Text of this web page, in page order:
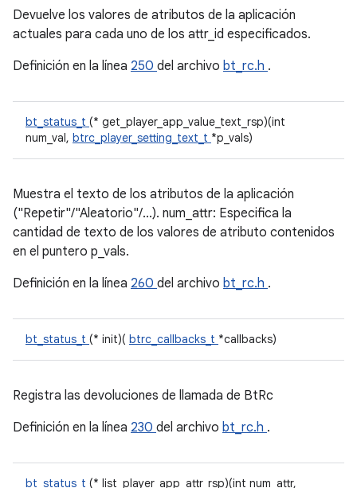
Devuelve los valores de atributos de la aplicación
actuales para cada uno de los attr_id especificados.
Definición en la línea 250 del archivo bt_rc.h .
bt_status_t (* get_player_app_value_text_rsp)(int
num_val, btrc_player_setting_text_t *p_vals)
Muestra el texto de los atributos de la aplicación
("Repetir"/"Aleatorio"/...). num_attr: Especifica la
cantidad de texto de los valores de atributo contenidos
en el puntero p_vals.
Definición en la línea 260 del archivo bt_rc.h .
bt_status_t (* init)( btrc_callbacks_t *callbacks)
Registra las devoluciones de llamada de BtRc
Definición en la línea 230 del archivo bt_rc.h .
bt_status_t (* list_player_app_attr_rsp)(int num_attr,